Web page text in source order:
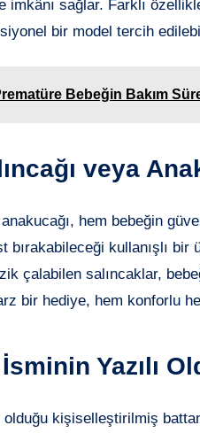
imkânı sağlar. Farklı
bir model tercih
Bebeğin Bakım
veya
anakucağı, hem bebeğin
bırakabileceği kullanışlı
çalabilen salıncaklar,
bir hediye, hem konforlu
Yazılı
olduğu kişiselleştirilmiş